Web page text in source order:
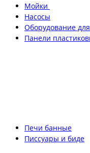
Мойки
Насосы
Оборудование
Панели
Печи банные
Писсуары и биде